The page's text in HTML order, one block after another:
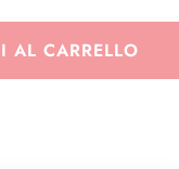
York
AL CARRELLO